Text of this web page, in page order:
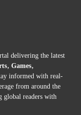
delivering the latest
Games,
informed with real-
from around the
readers with